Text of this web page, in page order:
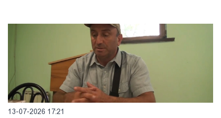
13-07-2026 17:21